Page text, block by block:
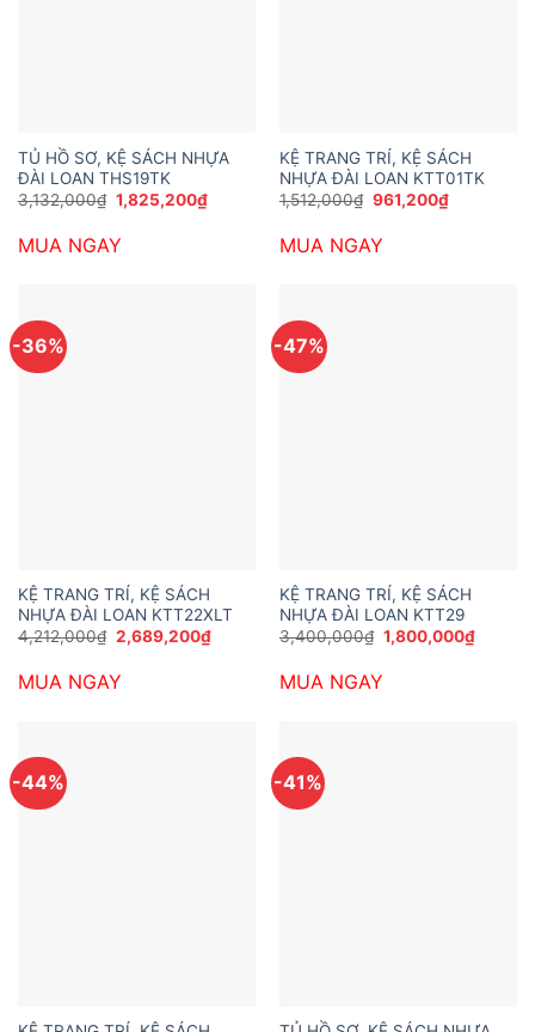
TỦ HỒ SƠ, KỆ SÁCH NHỰA
ĐÀI LOAN THS19TK
3,132,000₫ Giá
gốc
3,132,000₫.
1,825,200₫Giá
hiện
MUA NGAY
KỆ TRANG TRÍ, KỆ SÁCH
NHỰA ĐÀI LOAN KTT01TK
1,512,000₫ Giá
1,512,000₫.
961,200₫Giá
hiện
MUA NGAY
-36%
KỆ TRANG TRÍ, KỆ SÁCH
NHỰA ĐÀI LOAN KTT22XLT
4,212,000₫ Giá
gốc
4,212,000₫.
2,689,200₫Giá
hiện
MUA NGAY
-47%
KỆ TRANG TRÍ, KỆ SÁCH
NHỰA ĐÀI LOAN KTT29
3,400,000₫ Giá
gốc
3,400,000₫.
1,800,000₫Giá
hiện
MUA NGAY
-44% -41%